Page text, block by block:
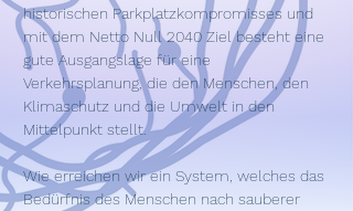
historischen Parkplatzkompromisses und
mit dem Netto Null 2040 Ziel besteht eine
gute Ausgangslage für eine
Verkehrsplanung, die den Menschen, den
Klimaschutz und die Umwelt in den
Mittelpunkt stellt.
Wie erreichen wir ein System, welches das
Bedürfnis des Menschen nach sauberer